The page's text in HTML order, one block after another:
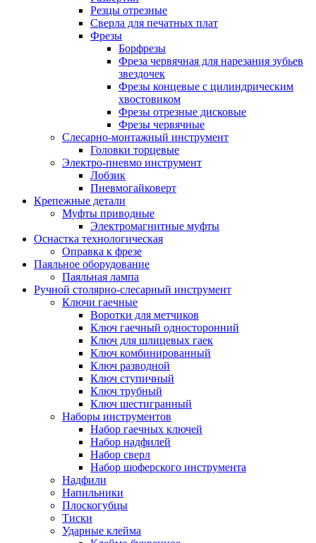
Резцы отрезные
Сверла для печатных плат
Фрезы
Борфрезы
Фреза червячная для нарезания зубьев
звездочек
Фрезы концевые с цилиндрическим
хвостовиком
Фрезы отрезные дисковые
Фрезы червячные
Слесарно-монтажный инструмент
Головки торцевые
Электро-пневмо инструмент
Лобзик
Пневмогайковерт
Крепежные детали
Муфты приводные
Электромагнитные муфты
Оснастка технологическая
Оправка к фрезе
Паяльное оборудование
Паяльная лампа
Ручной столярно-слесарный инструмент
Ключи гаечные
Воротки для метчиков
Ключ гаечный односторонний
Ключ для шлицевых гаек
Ключ комбинированный
Ключ разводной
Ключ ступичный
Ключ трубный
Ключ шестигранный
Наборы инструментов
Набор гаечных ключей
Набор надфилей
Набор сверл
Набор шоферского инструмента
Надфили
Напильники
Плоскогубцы
Тиски
Ударные клейма